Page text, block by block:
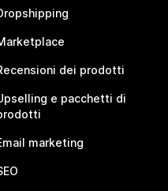
dei prodotti
e pacchetti di
marketing